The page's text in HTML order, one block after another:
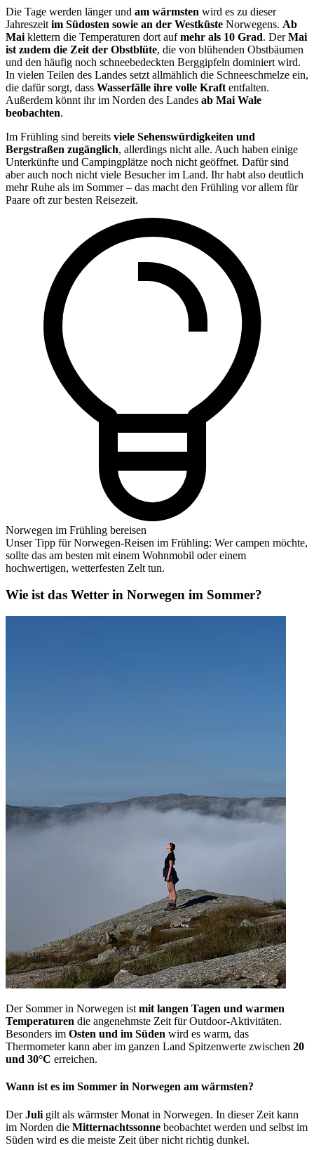
Die Tage werden länger und am wärmsten wird es zu dieser
Jahreszeit im Südosten sowie an der Westküste Norwegens. Ab
Mai klettern die Temperaturen dort aufmehr als 10 Grad. DerMai
ist zudem die Zeit der Obstblüte, die von blühenden Obstbäumen
und den häufig noch schneebedeckten Berggipfeln dominiert wird.
In vielen Teilen des Landes setzt allmählich die Schneeschmelze ein,
die dafür sorgt, dass Wasserfälle ihre volle Kraft entfalten.
Außerdem könnt ihr im Norden des Landes ab Mai Wale
beobachten.
Im Frühling sind bereits viele Sehenswürdigkeiten und
Bergstraßen zugänglich, allerdings nicht alle. Auch haben einige
Unterkünfte und Campingplätze noch nicht geöffnet. Dafür sind
aber auch noch nicht viele Besucher im Land. Ihr habt also deutlich
mehr Ruhe als im Sommer – das macht den Frühling vor allem für
Paare oft zur besten Reisezeit.
Norwegen im Frühling bereisen
Unser Tipp für Norwegen-Reisen im Frühling: Wer campen möchte,
sollte das am besten mit einem Wohnmobil oder einem
hochwertigen, wetterfesten Zelt tun.
Wie ist das Wetter in Norwegen im Sommer?
Der Sommer in Norwegen ist mit langen Tagen und warmen
Temperaturen die angenehmste Zeit für Outdoor-Aktivitäten.
Besonders im Osten und im Süden wird es warm, das
Thermometer kann aber im ganzen Land Spitzenwerte zwischen 20
und 30°C erreichen.
Wann ist es im Sommer in Norwegen am wärmsten?
DerJuli gilt als wärmster Monat in Norwegen. In dieser Zeit kann
im Norden die Mitternachtssonne beobachtet werden und selbst im
Süden wird es die meiste Zeit über nicht richtig dunkel.